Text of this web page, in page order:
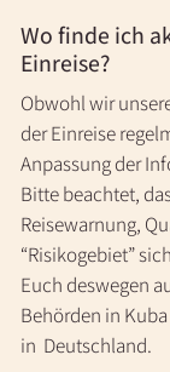
Wo finde ich
Einreise?
Obwohl wir
der Einreise
Anpassung der
Bitte beachtet,
Reisewarnung,
“Risikogebiet”
Euch deswegen
Behörden in
in Deutschland.